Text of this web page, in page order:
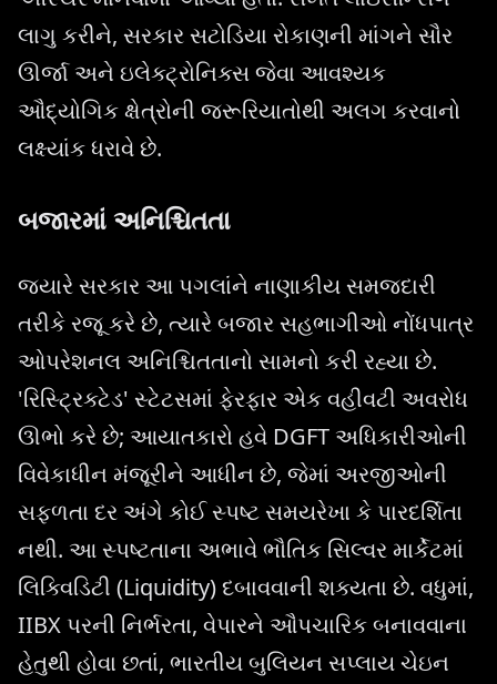
લાગુ કરીને, સરકાર સટોડિયા રોકાણની માંગને સૌર
ઊર્જા અને ઇલેક્ટ્રોનિક્સ જેવા આવશ્યક
ઔદ્યોગિક ક્ષેત્રોની જરૂરિયાતોથી અલગ કરવાનો
લક્ષ્યાંક ધરાવે છે.
બજારમાં અનિશ્ચિતતા
જ્યારે સરકાર આ પગલાંને નાણાકીય સમજદારી
તરીકે રજૂ કરે છે, ત્યારે બજાર સહભાગીઓ નોંધપાત્ર
ઓપરેશનલ અનિશ્ચિતતાનો સામનો કરી રહ્યા છે.
'રિસ્ટ્રિક્ટેડ' સ્ટેટસમાં ફેરફાર એક વહીવટી અવરોધ
ઊભો કરે છે; આયાતકારો હવે DGFT અધિકારીઓની
વિવેકાધીન મંજૂરીને આધીન છે, જેમાં અરજીઓની
સફળતા દર અંગે કોઈ સ્પષ્ટ સમયરેખા કે પારદર્શિતા
નથી. આ સ્પષ્ટતાના અભાવે ભૌતિક સિલ્વર માર્કેટમાં
લિક્વિડિટી (Liquidity) દબાવવાની શક્યતા છે. વધુમાં,
IIBX પરની નિર્ભરતા, વેપારને ઔપચારિક બનાવવાના
હેતુથી હોવા છતાં, ભારતીય બુલિયન સપ્લાય ચેઇન